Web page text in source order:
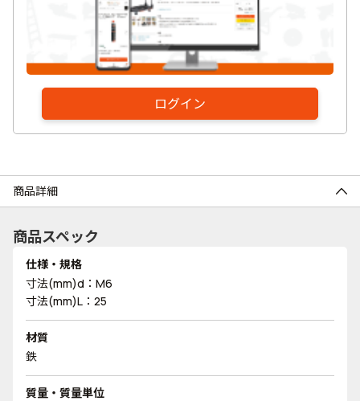
ログイン
商品詳細
商品スペック
仕様・規格
寸法(mm)d：M6
寸法(mm)L：25
材質
鉄
質量・質量単位